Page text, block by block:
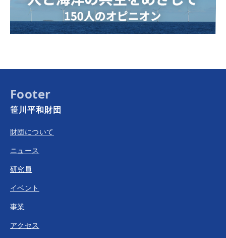
Footer
笹川平和財団
財団について
ニュース
研究員
イベント
事業
アクセス